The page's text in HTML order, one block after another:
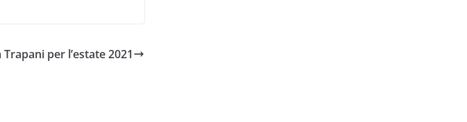
per l’estate 2021